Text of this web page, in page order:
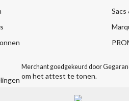
Sacs
Merchant goedgekeurd door
om het attest te tonen.